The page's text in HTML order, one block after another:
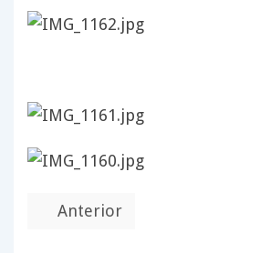
Anterior